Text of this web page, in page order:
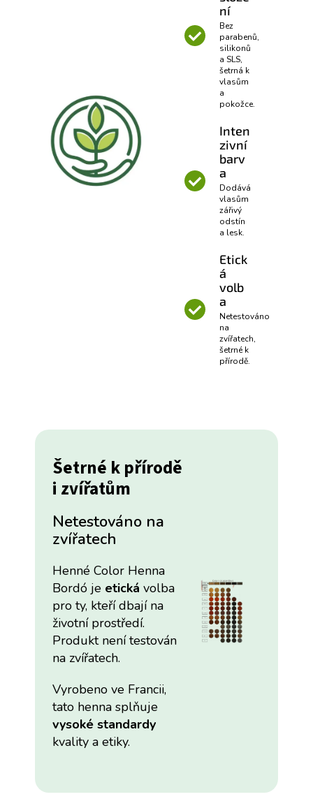
ní
Bez
parabenů,
silikonů
a SLS,
šetrná k
vlasům
a
pokožce.
Inten
zivní
barv
a
Dodává
vlasům
zářivý
odstín
a lesk.
Etick
á
volb
a
Netestováno
na
zvířatech,
šetrné k
přírodě.
Šetrné k přírodě
i zvířatům
Netestováno na
zvířatech
Henné Color Henna
Bordó je etická volba
pro ty, kteří dbají na
životní prostředí.
Produkt není testován
na zvířatech.
Vyrobeno ve Francii,
tato henna splňuje
vysoké standardy
kvality a etiky.